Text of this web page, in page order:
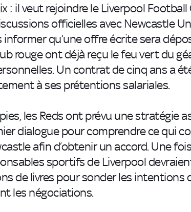
: il veut rejoindre le Liverpool Football
officielles avec Newcastle
qu’une offre écrite sera
rouge ont déjà reçu le feu vert du
Un contrat de cinq ans a
à ses prétentions salariales.
les Reds ont prévu une stratégie
dialogue pour comprendre ce qui
afin d’obtenir un accord. Une
sportifs de Liverpool
de livres pour sonder les intentions
les négociations.